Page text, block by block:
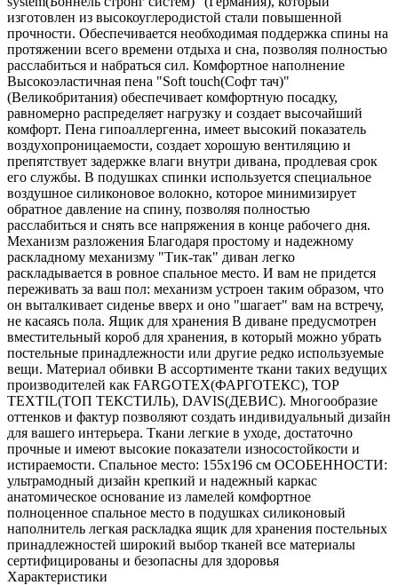
изготовлен из высокоуглеродистой стали повышенной
прочности. Обеспечивается необходимая поддержка спины на
протяжении всего времени отдыха и сна, позволяя полностью
расслабиться и набраться сил. Комфортное наполнение
Высокоэластичная пена "Soft touch(Софт тач)"
(Великобритания) обеспечивает комфортную посадку,
равномерно распределяет нагрузку и создает высочайший
комфорт. Пена гипоаллергенна, имеет высокий показатель
воздухопроницаемости, создает хорошую вентиляцию и
препятствует задержке влаги внутри дивана, продлевая срок
его службы. В подушках спинки используется специальное
воздушное силиконовое волокно, которое минимизирует
обратное давление на спину, позволяя полностью
расслабиться и снять все напряжения в конце рабочего дня.
Механизм разложения Благодаря простому и надежному
раскладному механизму "Тик-так" диван легко
раскладывается в ровное спальное место. И вам не придется
переживать за ваш пол: механизм устроен таким образом, что
он выталкивает сиденье вверх и оно "шагает" вам на встречу,
не касаясь пола. Ящик для хранения В диване предусмотрен
вместительный короб для хранения, в который можно убрать
постельные принадлежности или другие редко используемые
вещи. Материал обивки В ассортименте ткани таких ведущих
производителей как FARGOTEX(ФАРГОТЕКС), TOP
TEXTIL(ТОП ТЕКСТИЛЬ), DAVIS(ДЕВИС). Многообразие
оттенков и фактур позволяют создать индивидуальный дизайн
для вашего интерьера. Ткани легкие в уходе, достаточно
прочные и имеют высокие показатели износостойкости и
истираемости. Спальное место: 155х196 см ОСОБЕННОСТИ:
ультрамодный дизайн крепкий и надежный каркас
анатомическое основание из ламелей комфортное
полноценное спальное место в подушках силиконовый
наполнитель легкая раскладка ящик для хранения постельных
принадлежностей широкий выбор тканей все материалы
сертифицированы и безопасны для здоровья
Характеристики